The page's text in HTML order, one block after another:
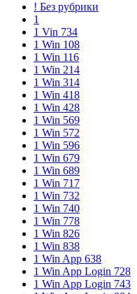
! Без рубрики
1
1 Vin 734
1 Win 108
1 Win 116
1 Win 214
1 Win 314
1 Win 418
1 Win 428
1 Win 569
1 Win 572
1 Win 596
1 Win 679
1 Win 689
1 Win 717
1 Win 732
1 Win 740
1 Win 778
1 Win 826
1 Win 838
1 Win App 638
1 Win App Login 728
1 Win App Login 743